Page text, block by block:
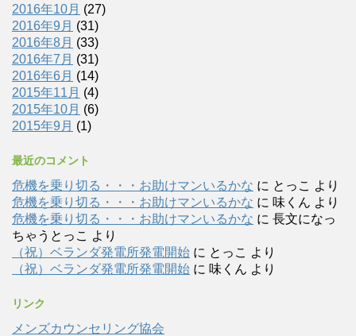
2016年10月 (27)
2016年9月 (31)
2016年8月 (33)
2016年7月 (31)
2016年6月 (14)
2015年11月 (4)
2015年10月 (6)
2015年9月 (1)
最近のコメント
危機を乗り切る・・・お助けマンいるかな に とっこ より
危機を乗り切る・・・お助けマンいるかな に 味くん より
危機を乗り切る・・・お助けマンいるかな に 長文になっ
ちゃうとっこ より
（祝）ベランダ発電所発電開始 に とっこ より
（祝）ベランダ発電所発電開始 に 味くん より
リンク
メンズカウンセリング協会